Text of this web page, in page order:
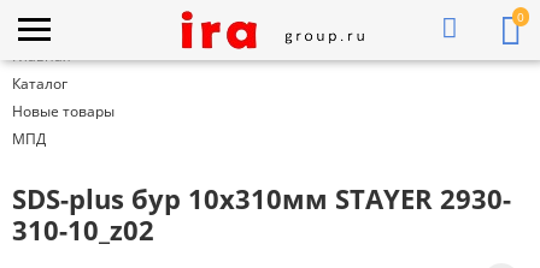
0
Главная
Каталог
Новые товары
МПД
SDS-plus бур 10x310мм STAYER 2930-
310-10_z02